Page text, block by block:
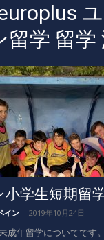
ら
ユ
ロ
プ
ラ
ス
留学 留学
学生短期留学
イン - 2019年10月24日
成年留学についてです